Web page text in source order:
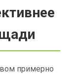
примерно